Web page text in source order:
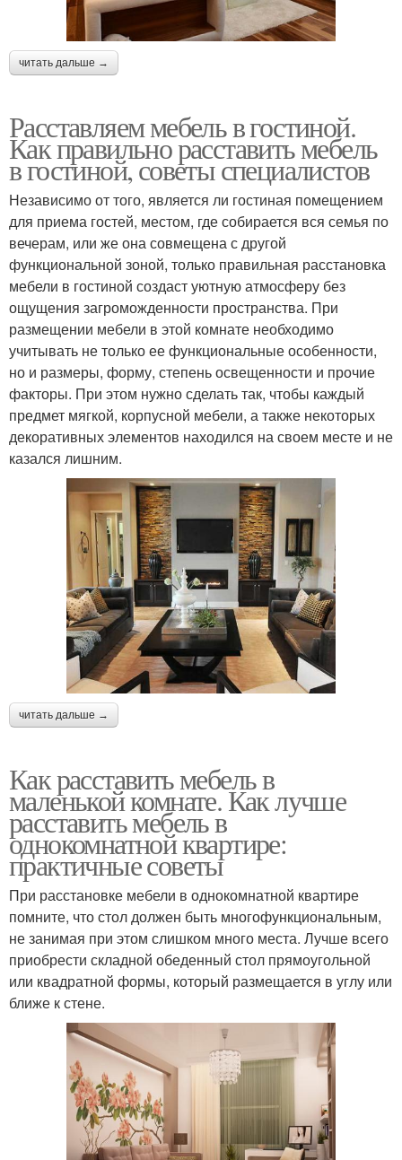
читать дальше →
Расставляем мебель в гостиной.
Как правильно расставить мебель
в гостиной, советы специалистов
Независимо от того, является ли гостиная помещением
для приема гостей, местом, где собирается вся семья по
вечерам, или же она совмещена с другой
функциональной зоной, только правильная расстановка
мебели в гостиной создаст уютную атмосферу без
ощущения загроможденности пространства. При
размещении мебели в этой комнате необходимо
учитывать не только ее функциональные особенности,
но и размеры, форму, степень освещенности и прочие
факторы. При этом нужно сделать так, чтобы каждый
предмет мягкой, корпусной мебели, а также некоторых
декоративных элементов находился на своем месте и не
казался лишним.
читать дальше →
Как расставить мебель в
маленькой комнате. Как лучше
расставить мебель в
однокомнатной квартире:
практичные советы
При расстановке мебели в однокомнатной квартире
помните, что стол должен быть многофункциональным,
не занимая при этом слишком много места. Лучше всего
приобрести складной обеденный стол прямоугольной
или квадратной формы, который размещается в углу или
ближе к стене.